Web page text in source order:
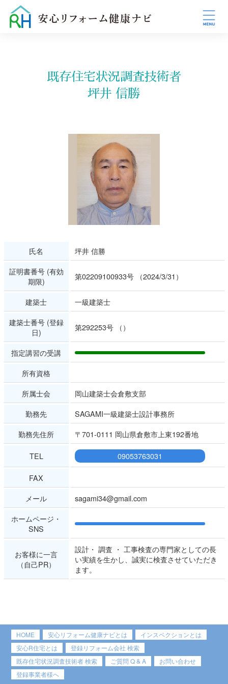
既存住宅状況調査技術者
坪井 信勝
氏名
坪井 信勝
証明書番号 (有効
期限)
第02209100933号 （2024/3/31）
建築士
一級建築士
建築士番号 (登録
日)
第292253号 （）
指定講習の受講
所有資格
所属士会
岡山建築士会倉敷支部
勤務先
SAGAMI一級建築士設計事務所
勤務先住所
〒701-0111 岡山県倉敷市上東192番地
TEL 09053763031
FAX
メール
sagami34@gmail.com
ホームページ・
SNS
お客様に一言
（自己PR）
設計・ 調査 ・ 工事検査の専門家としての長
い実績を生かし、誠実に検査させていただき
ます。
HOME 安心リフォーム健康ナビとは
インスペクションとは
安心R住宅とは
登録リフォーム会社 検索
既存住宅状況調査技術者 検索
ご質問 Q & A
お問い合わせ
登録事業者様へ